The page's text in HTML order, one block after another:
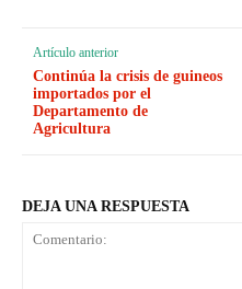
Artículo anterior
Continúa la crisis de guineos
importados por el
Departamento de
Agricultura
DEJA UNA RESPUESTA